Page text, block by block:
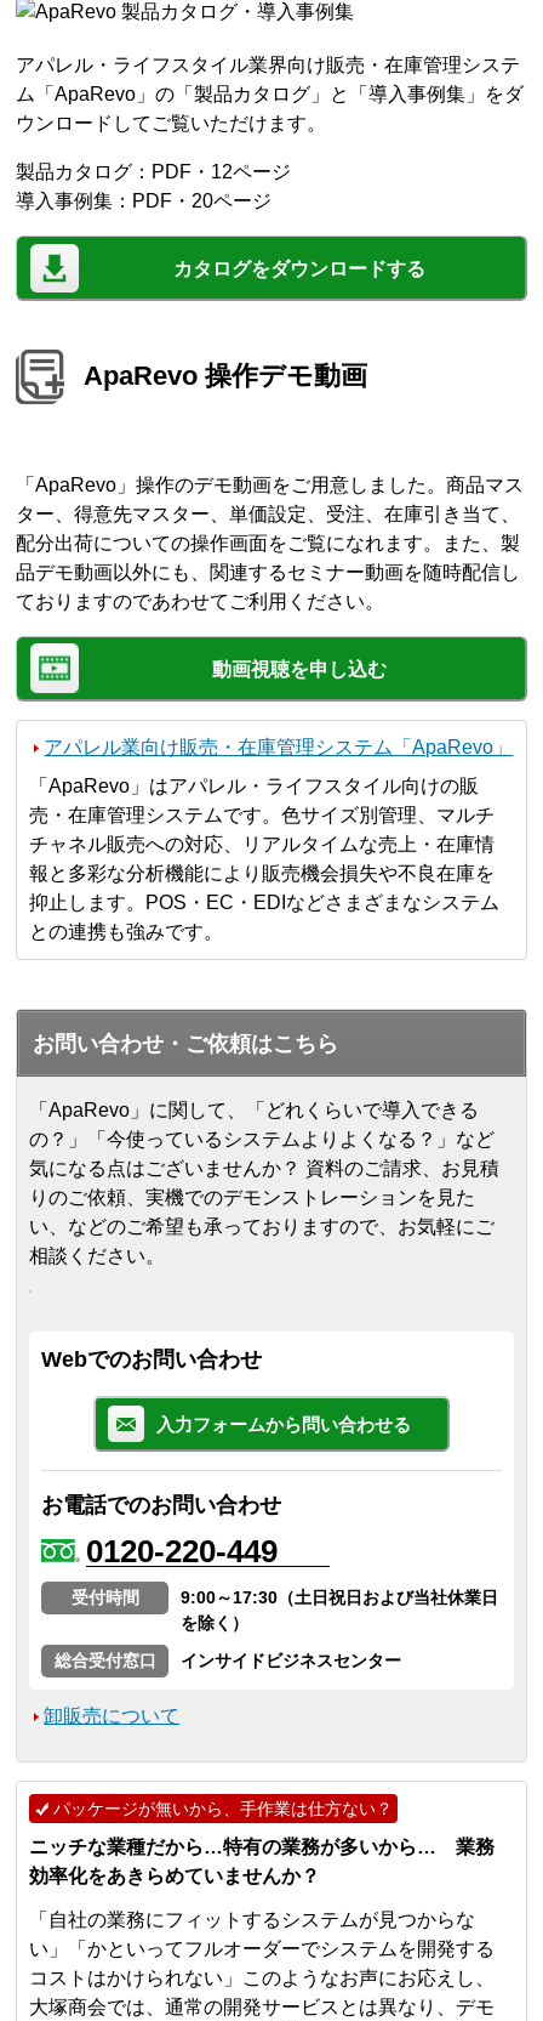
アパレル・ライフスタイル業界向け販売・在庫管理システ
ム「ApaRevo」の「製品カタログ」と「導入事例集」をダ
ウンロードしてご覧いただけます。
製品カタログ：PDF・12ページ
導入事例集：PDF・20ページ
カタログをダウンロードする
ApaRevo 操作デモ動画
「ApaRevo」操作のデモ動画をご用意しました。商品マス
ター、得意先マスター、単価設定、受注、在庫引き当て、
配分出荷についての操作画面をご覧になれます。また、製
品デモ動画以外にも、関連するセミナー動画を随時配信し
ておりますのであわせてご利用ください。
動画視聴を申し込む
アパレル業向け販売・在庫管理システム「ApaRevo」
「ApaRevo」はアパレル・ライフスタイル向けの販
売・在庫管理システムです。色サイズ別管理、マルチ
チャネル販売への対応、リアルタイムな売上・在庫情
報と多彩な分析機能により販売機会損失や不良在庫を
抑止します。POS・EC・EDIなどさまざまなシステム
との連携も強みです。
お問い合わせ・ご依頼はこちら
「ApaRevo」に関して、「どれくらいで導入できる
の？」「今使っているシステムよりよくなる？」など
気になる点はございませんか？ 資料のご請求、お見積
りのご依頼、実機でのデモンストレーションを見た
い、などのご希望も承っておりますので、お気軽にご
相談ください。
Webでのお問い合わせ
入力フォームから問い合わせる
お電話でのお問い合わせ
0120-220-449
受付時間
9:00～17:30（土日祝日および当社休業日
を除く）
総合受付窓口
インサイドビジネスセンター
卸販売について
パッケージが無いから、手作業は仕方ない？
ニッチな業種だから…特有の業務が多いから… 業務
効率化をあきらめていませんか？
「自社の業務にフィットするシステムが見つからな
い」「かといってフルオーダーでシステムを開発する
コストはかけられない」このようなお声にお応えし、
大塚商会では、通常の開発サービスとは異なり、デモ